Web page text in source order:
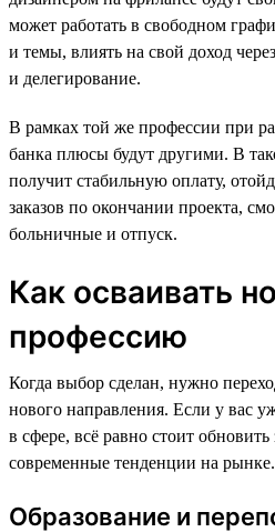
может работать в свободном
и темы, влиять на свой доход
и делегирование.
В рамках той же профессии при
банка плюсы будут другими. В
получит стабильную оплату,
заказов по окончании проекта,
больничные и отпуск.
Как осваивать
профессию
Когда выбор сделан, нужно
нового направления. Если у вас
в сфере, всё равно стоит
современные тенденции на рынке.
Образование и